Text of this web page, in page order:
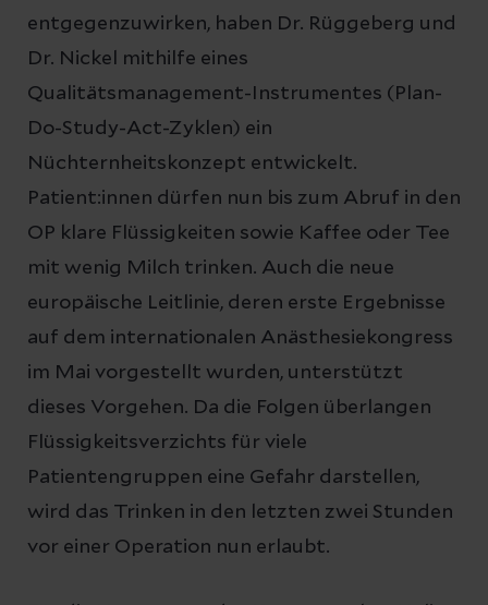
entgegenzuwirken, haben Dr. Rüggeberg und
Dr. Nickel mithilfe eines
Qualitätsmanagement-Instrumentes (Plan-
Do-Study-Act-Zyklen) ein
Nüchternheitskonzept entwickelt.
Patient:innen dürfen nun bis zum Abruf in den
OP klare Flüssigkeiten sowie Kaffee oder Tee
mit wenig Milch trinken. Auch die neue
europäische Leitlinie, deren erste Ergebnisse
auf dem internationalen Anästhesiekongress
im Mai vorgestellt wurden, unterstützt
dieses Vorgehen. Da die Folgen überlangen
Flüssigkeitsverzichts für viele
Patientengruppen eine Gefahr darstellen,
wird das Trinken in den letzten zwei Stunden
vor einer Operation nun erlaubt.